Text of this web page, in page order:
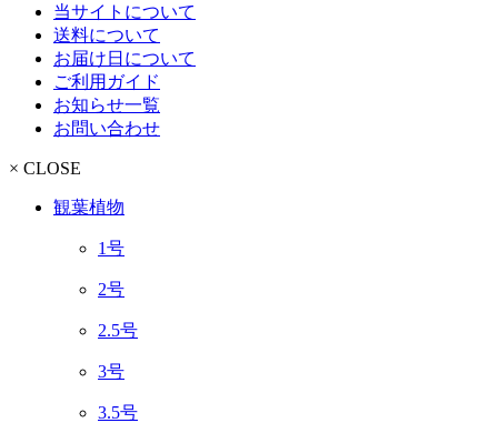
当サイトについて
送料について
お届け日について
ご利用ガイド
お知らせ一覧
お問い合わせ
× CLOSE
観葉植物
1号
2号
2.5号
3号
3.5号